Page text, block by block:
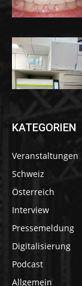
KATEGORIEN
Veranstaltungen
Schweiz
Österreich
Interview
Pressemeldung
Digitalisierung
Podcast
Allgemein